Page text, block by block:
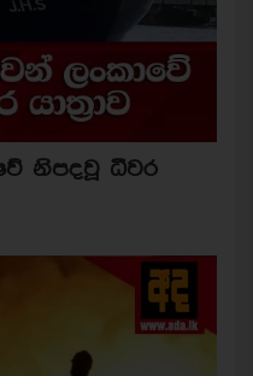
නිපදවූ ධීවර